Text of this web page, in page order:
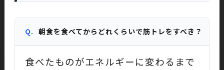
Q. 朝食を食べてからどれくらいで筋トレをすべき？
食べたものがエネルギーに変わるまで